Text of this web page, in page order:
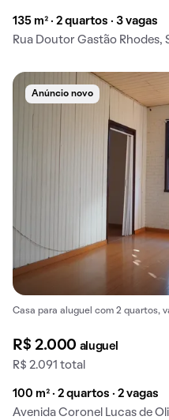
135 m² · 2 quartos · 3 vagas
Rua Doutor Gastão Rhodes,
Anúncio novo
Casa para aluguel com 2 quartos,
R$ 2.000 aluguel
R$ 2.091 total
100 m² · 2 quartos · 2 vagas
Avenida Coronel Lucas de